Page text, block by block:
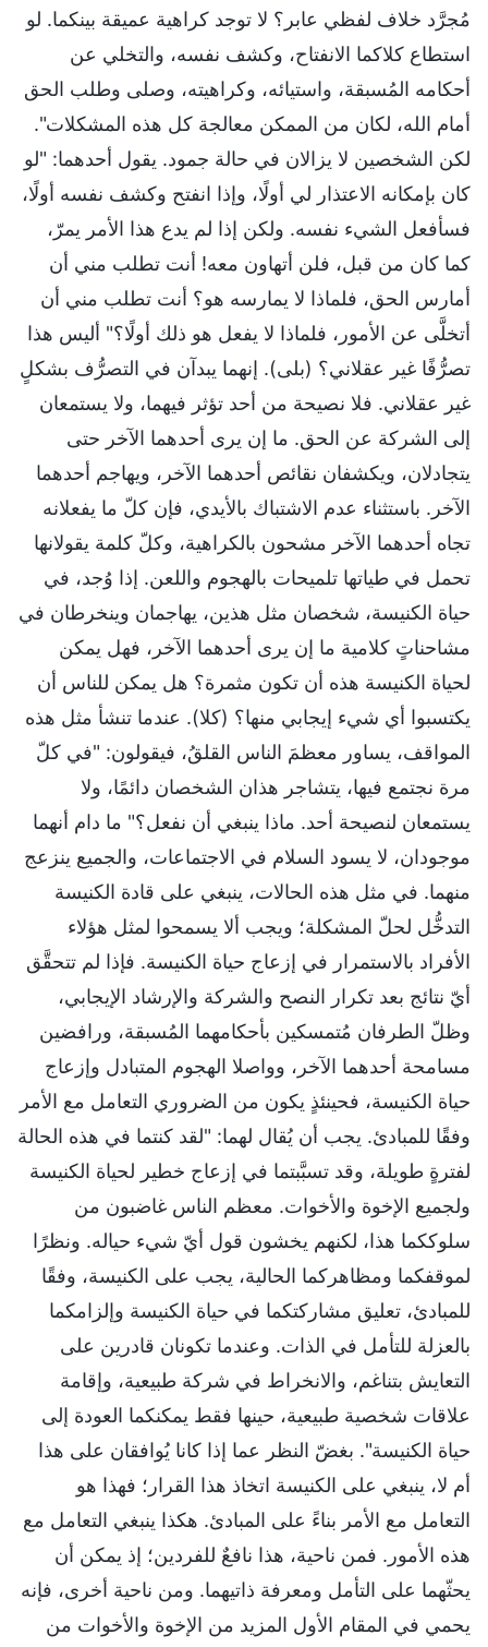
مُجرَّد خلاف لفظي عابر؟ لا توجد كراهية عميقة بينكما. لو
استطاع كلاكما الانفتاح، وكشف نفسه، والتخلي عن
أحكامه المُسبقة، واستيائه، وكراهيته، وصلى وطلب الحق
أمام الله، لكان من الممكن معالجة كل هذه المشكلات".
لكن الشخصين لا يزالان في حالة جمود. يقول أحدهما: "لو
كان بإمكانه الاعتذار لي أولًا، وإذا انفتح وكشف نفسه أولًا،
فسأفعل الشيء نفسه. ولكن إذا لم يدع هذا الأمر يمرّ،
كما كان من قبل، فلن أتهاون معه! أنت تطلب مني أن
أمارس الحق، فلماذا لا يمارسه هو؟ أنت تطلب مني أن
أتخلَّى عن الأمور، فلماذا لا يفعل هو ذلك أولًا؟" أليس هذا
تصرُّفًا غير عقلاني؟ (بلى). إنهما يبدآن في التصرُّف بشكلٍ
غير عقلاني. فلا نصيحة من أحد تؤثر فيهما، ولا يستمعان
إلى الشركة عن الحق. ما إن يرى أحدهما الآخر حتى
يتجادلان، ويكشفان نقائص أحدهما الآخر، ويهاجم أحدهما
الآخر. باستثناء عدم الاشتباك بالأيدي، فإن كلّ ما يفعلانه
تجاه أحدهما الآخر مشحون بالكراهية، وكلّ كلمة يقولانها
تحمل في طياتها تلميحات بالهجوم واللعن. إذا وُجد، في
حياة الكنيسة، شخصان مثل هذين، يهاجمان وينخرطان في
مشاحناتٍ كلامية ما إن يرى أحدهما الآخر، فهل يمكن
لحياة الكنيسة هذه أن تكون مثمرة؟ هل يمكن للناس أن
يكتسبوا أي شيء إيجابي منها؟ (كلا). عندما تنشأ مثل هذه
المواقف، يساور معظمَ الناس القلقُ، فيقولون: "في كلّ
مرة نجتمع فيها، يتشاجر هذان الشخصان دائمًا، ولا
يستمعان لنصيحة أحد. ماذا ينبغي أن نفعل؟" ما دام أنهما
موجودان، لا يسود السلام في الاجتماعات، والجميع ينزعج
منهما. في مثل هذه الحالات، ينبغي على قادة الكنيسة
التدخُّل لحلّ المشكلة؛ ويجب ألا يسمحوا لمثل هؤلاء
الأفراد بالاستمرار في إزعاج حياة الكنيسة. فإذا لم تتحقَّق
أيّ نتائج بعد تكرار النصح والشركة والإرشاد الإيجابي،
وظلّ الطرفان مُتمسكين بأحكامهما المُسبقة، ورافضين
مسامحة أحدهما الآخر، وواصلا الهجوم المتبادل وإزعاج
حياة الكنيسة، فحينئذٍ يكون من الضروري التعامل مع الأمر
وفقًا للمبادئ. يجب أن يُقال لهما: "لقد كنتما في هذه الحالة
لفترةٍ طويلة، وقد تسبَّبتما في إزعاج خطير لحياة الكنيسة
ولجميع الإخوة والأخوات. معظم الناس غاضبون من
سلوككما هذا، لكنهم يخشون قول أيّ شيء حياله. ونظرًا
لموقفكما ومظاهركما الحالية، يجب على الكنيسة، وفقًا
للمبادئ، تعليق مشاركتكما في حياة الكنيسة وإلزامكما
بالعزلة للتأمل في الذات. وعندما تكونان قادرين على
التعايش بتناغم، والانخراط في شركة طبيعية، وإقامة
علاقات شخصية طبيعية، حينها فقط يمكنكما العودة إلى
حياة الكنيسة". بغضّ النظر عما إذا كانا يُوافقان على هذا
أم لا، ينبغي على الكنيسة اتخاذ هذا القرار؛ فهذا هو
التعامل مع الأمر بناءً على المبادئ. هكذا ينبغي التعامل مع
هذه الأمور. فمن ناحية، هذا نافعٌ للفردين؛ إذ يمكن أن
يحثّهما على التأمل ومعرفة ذاتيهما. ومن ناحية أخرى، فإنه
يحمي في المقام الأول المزيد من الإخوة والأخوات من